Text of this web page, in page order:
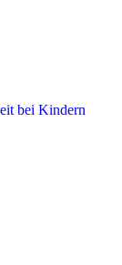
bei Kindern